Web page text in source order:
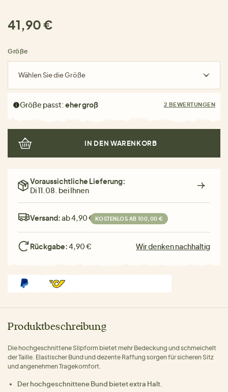
41,90 €
Größe
Wählen Sie die Größe
Größe passt:eher groß 2 BEWERTUNGEN
IN DEN WARENKORB
Voraussichtliche Lieferung:
Di 11.08. bei Ihnen
Versand:ab 4,90 € KOSTENLOS AB 100,00 €
Rückgabe:4,90 € Wir denken nachhaltig
Produktbeschreibung
Die hochgeschnittene Slipform bietet mehr Bedeckung und schmeichelt
der Taille. Elastischer Bund und dezente Raffung sorgen für sicheren Sitz
und angenehmen Tragekomfort.
Der hochgeschnittene Bund bietet extra Halt.